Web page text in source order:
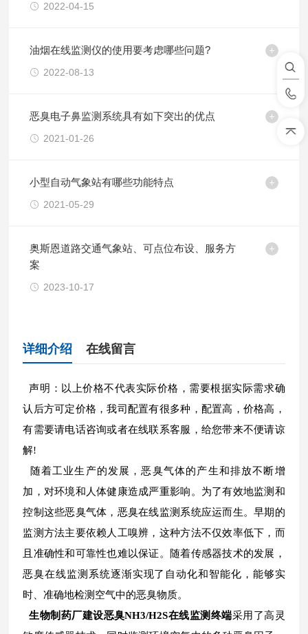
2022-04-15
油烟在线监测仪的使用要考虑哪些问题?
2022-08-13
恶臭电子鼻监测系统具有如下突出的优点
2021-01-26
小型自动气象站有哪些功能特点
2021-05-29
奥斯恩道路交通气象站、可点位布设、服务方
案
2023-10-17
详细介绍 在线留言
声明：以上价格不代表实际价格，需要根据实际需求确
认后方可定价格，我司配置有很多种，配置高，价格高，
有需要请电话咨询或者在线联系客服，给您带来不便请谅
解!
随着工业生产的发展，恶臭气体的产生和排放不断增
加，对环境和人体健康造成严重影响。为了有效地监测和
控制这些恶臭气体，恶臭在线监测系统应运而生。早期的
监测方法主要依赖人工嗅辨，这种方法不仅效率低下，而
且准确性和可靠性也难以保证。随着传感器技术的发展，
恶臭在线监测系统逐渐实现了自动化和智能化，能够实
时、准确地检测空气中的恶臭物质。
生物制药厂建设恶臭NH3/H2S在线监测终端采用了高灵